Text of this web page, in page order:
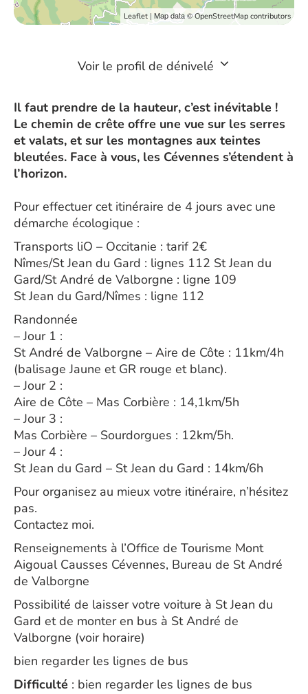
Leaflet | Map data © OpenStreetMap contributors
Voir le profil de dénivelé
Il faut prendre de la hauteur, c’est inévitable !
Le chemin de crête offre une vue sur les serres
et valats, et sur les montagnes aux teintes
bleutées. Face à vous, les Cévennes s’étendent à
l’horizon.
Pour effectuer cet itinéraire de 4 jours avec une
démarche écologique :
Transports liO – Occitanie : tarif 2€
Nîmes/St Jean du Gard : lignes 112 St Jean du
Gard/St André de Valborgne : ligne 109
St Jean du Gard/Nîmes : ligne 112
Randonnée
– Jour 1 :
St André de Valborgne – Aire de Côte : 11km/4h
(balisage Jaune et GR rouge et blanc).
– Jour 2 :
Aire de Côte – Mas Corbière : 14,1km/5h
– Jour 3 :
Mas Corbière – Sourdorgues : 12km/5h.
– Jour 4 :
St Jean du Gard – St Jean du Gard : 14km/6h
Pour organisez au mieux votre itinéraire, n’hésitez
pas.
Contactez moi.
Renseignements à l’Office de Tourisme Mont
Aigoual Causses Cévennes, Bureau de St André
de Valborgne
Possibilité de laisser votre voiture à St Jean du
Gard et de monter en bus à St André de
Valborgne (voir horaire)
bien regarder les lignes de bus
Difficulté : bien regarder les lignes de bus